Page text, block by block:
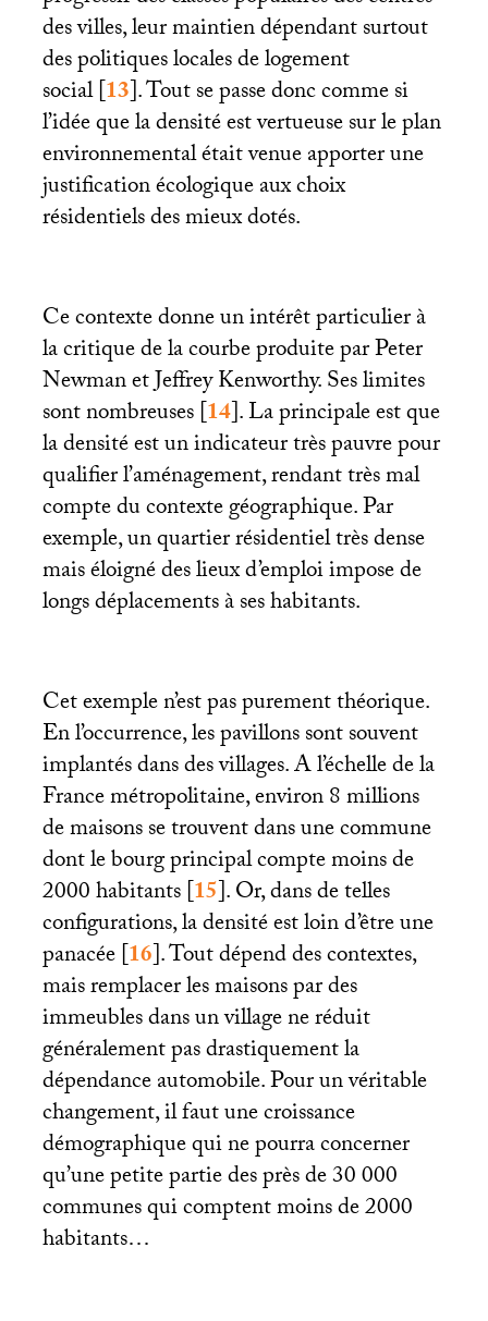
des villes, leur maintien dépendant surtout
des politiques locales de logement
social[13]. Tout se passe donc comme si
l’idée que la densité est vertueuse sur le plan
environnemental était venue apporter une
justification écologique aux choix
résidentiels des mieux dotés.
Ce contexte donne un intérêt particulier à
la critique de la courbe produite par Peter
Newman et Jeffrey Kenworthy. Ses limites
sont nombreuses[14]. La principale est que
la densité est un indicateur très pauvre pour
qualifier l’aménagement, rendant très mal
compte du contexte géographique. Par
exemple, un quartier résidentiel très dense
mais éloigné des lieux d’emploi impose de
longs déplacements à ses habitants.
Cet exemple n’est pas purement théorique.
En l’occurrence, les pavillons sont souvent
implantés dans des villages. A l’échelle de la
France métropolitaine, environ 8 millions
de maisons se trouvent dans une commune
dont le bourg principal compte moins de
2000 habitants[15]. Or, dans de telles
configurations, la densité est loin d’être une
panacée[16]. Tout dépend des contextes,
mais remplacer les maisons par des
immeubles dans un village ne réduit
généralement pas drastiquement la
dépendance automobile. Pour un véritable
changement, il faut une croissance
démographique qui ne pourra concerner
qu’une petite partie des près de 30 000
communes qui comptent moins de 2000
habitants…